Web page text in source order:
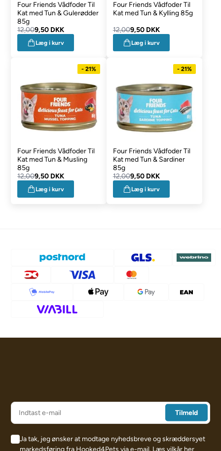
Four Friends Vådfoder Til
Kat med Tun & Gulerødder
85g
12,009,50 DKK
Læg i kurv
Four Friends Vådfoder Til
Kat med Tun & Kylling 85g
12,009,50 DKK
Læg i kurv
- 21%
Four Friends Vådfoder Til
Kat med Tun & Musling
85g
12,009,50 DKK
Læg i kurv
- 21%
Four Friends Vådfoder Til
Kat med Tun & Sardiner
85g
12,009,50 DKK
Læg i kurv
Ja tak, jeg ønsker at modtage nyhedsbreve og skræddersyet
markedsføring fra Hooked4Pets via e-mail. Læs vilkår her